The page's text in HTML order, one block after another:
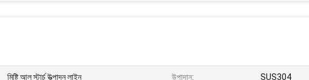
মিষ্টি আলু স্টার্চ উত্পাদন লাইন উপাদান: SUS304